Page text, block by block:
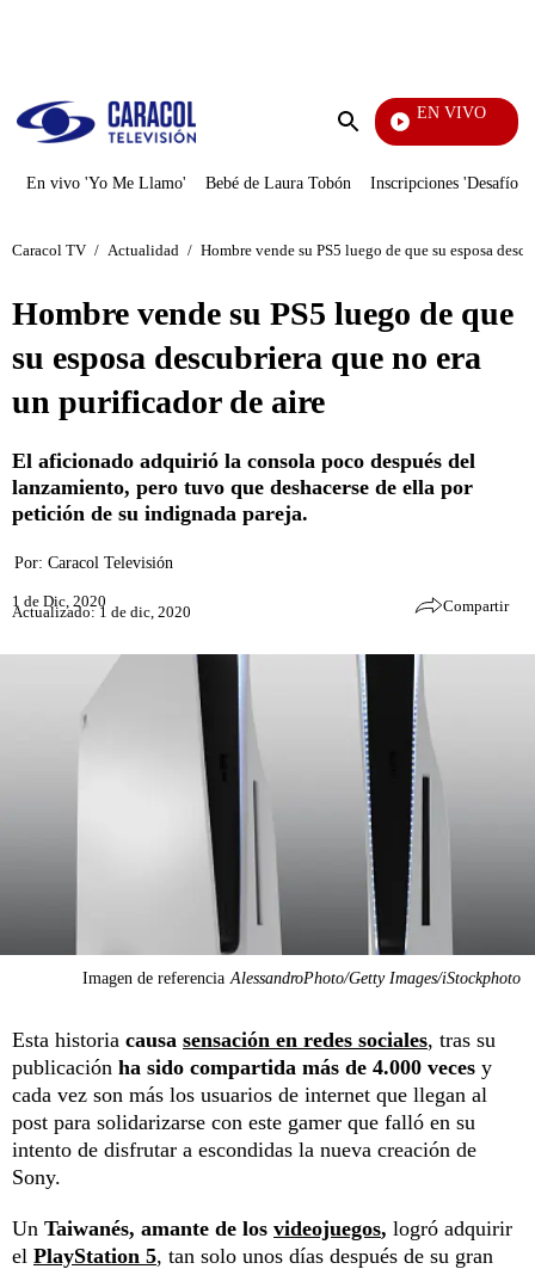
Enviar
EN VIVO
También Caerás
En vivo 'Yo Me Llamo' Bebé de Laura Tobón Inscripciones 'Desafío'
Caracol TV / Actualidad / Hombre vende su PS5 luego de que su esposa
Hombre vende su PS5 luego de que
su esposa descubriera que no era
un purificador de aire
El aficionado adquirió la consola poco después del
lanzamiento, pero tuvo que deshacerse de ella por
petición de su indignada pareja.
Por: Caracol Televisión
1 de Dic, 2020
Actualizado: 1 de dic, 2020 Compartir
Imagen de referencia AlessandroPhoto/Getty Images/iStockphoto
Esta historia causa sensación en redes sociales, tras su
publicación ha sido compartida más de 4.000 veces y
cada vez son más los usuarios de internet que llegan al
post para solidarizarse con este gamer que falló en su
intento de disfrutar a escondidas la nueva creación de
Sony.
Un Taiwanés, amante de los videojuegos, logró adquirir
el PlayStation 5, tan solo unos días después de su gran